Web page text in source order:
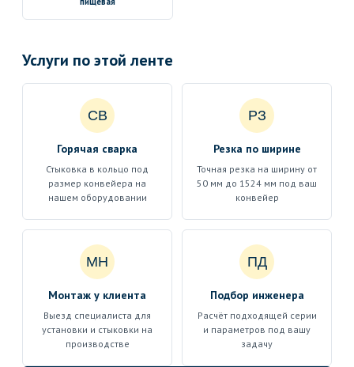
Услуги по этой ленте
СВ
Горячая сварка
Стыковка в кольцо под
размер конвейера на
нашем оборудовании
РЗ
Резка по ширине
Точная резка на ширину от
50 мм до 1524 мм под ваш
конвейер
МН
Монтаж у клиента
Выезд специалиста для
установки и стыковки на
производстве
ПД
Подбор инженера
Расчёт подходящей серии
и параметров под вашу
задачу